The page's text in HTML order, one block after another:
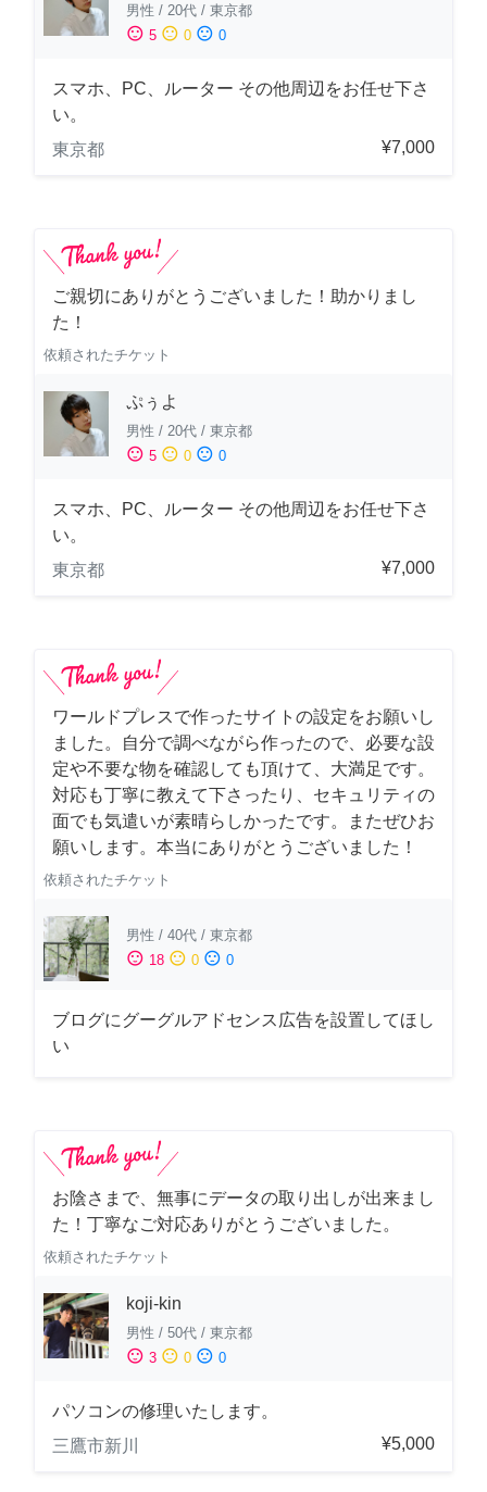
男性 / 20代 / 東京都
sentiment_satisfied 5 sentiment_neutral 0 sentiment_dissatisfied 0
スマホ、PC、ルーター その他周辺をお任せ下さ
い。
東京都
¥7,000
ご親切にありがとうございました！助かりまし
た！
依頼されたチケット
ぷぅよ
男性 / 20代 / 東京都
sentiment_satisfied 5 sentiment_neutral 0 sentiment_dissatisfied 0
スマホ、PC、ルーター その他周辺をお任せ下さ
い。
東京都
¥7,000
ワールドプレスで作ったサイトの設定をお願いし
ました。自分で調べながら作ったので、必要な設
定や不要な物を確認しても頂けて、大満足です。
対応も丁寧に教えて下さったり、セキュリティの
面でも気遣いが素晴らしかったです。またぜひお
願いします。本当にありがとうございました！
依頼されたチケット
男性 / 40代 / 東京都
sentiment_satisfied 18 sentiment_neutral 0 sentiment_dissatisfied 0
ブログにグーグルアドセンス広告を設置してほし
い
お陰さまで、無事にデータの取り出しが出来まし
た！丁寧なご対応ありがとうございました。
依頼されたチケット
koji-kin
男性 / 50代 / 東京都
sentiment_satisfied 3 sentiment_neutral 0 sentiment_dissatisfied 0
パソコンの修理いたします。
三鷹市新川
¥5,000